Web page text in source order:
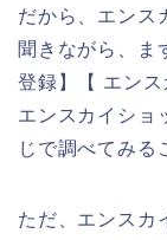
だから、エンス
聞きながら、ま
登録】【 エン
エンスカイショ
じで調べてみる
ただ、エンスカ